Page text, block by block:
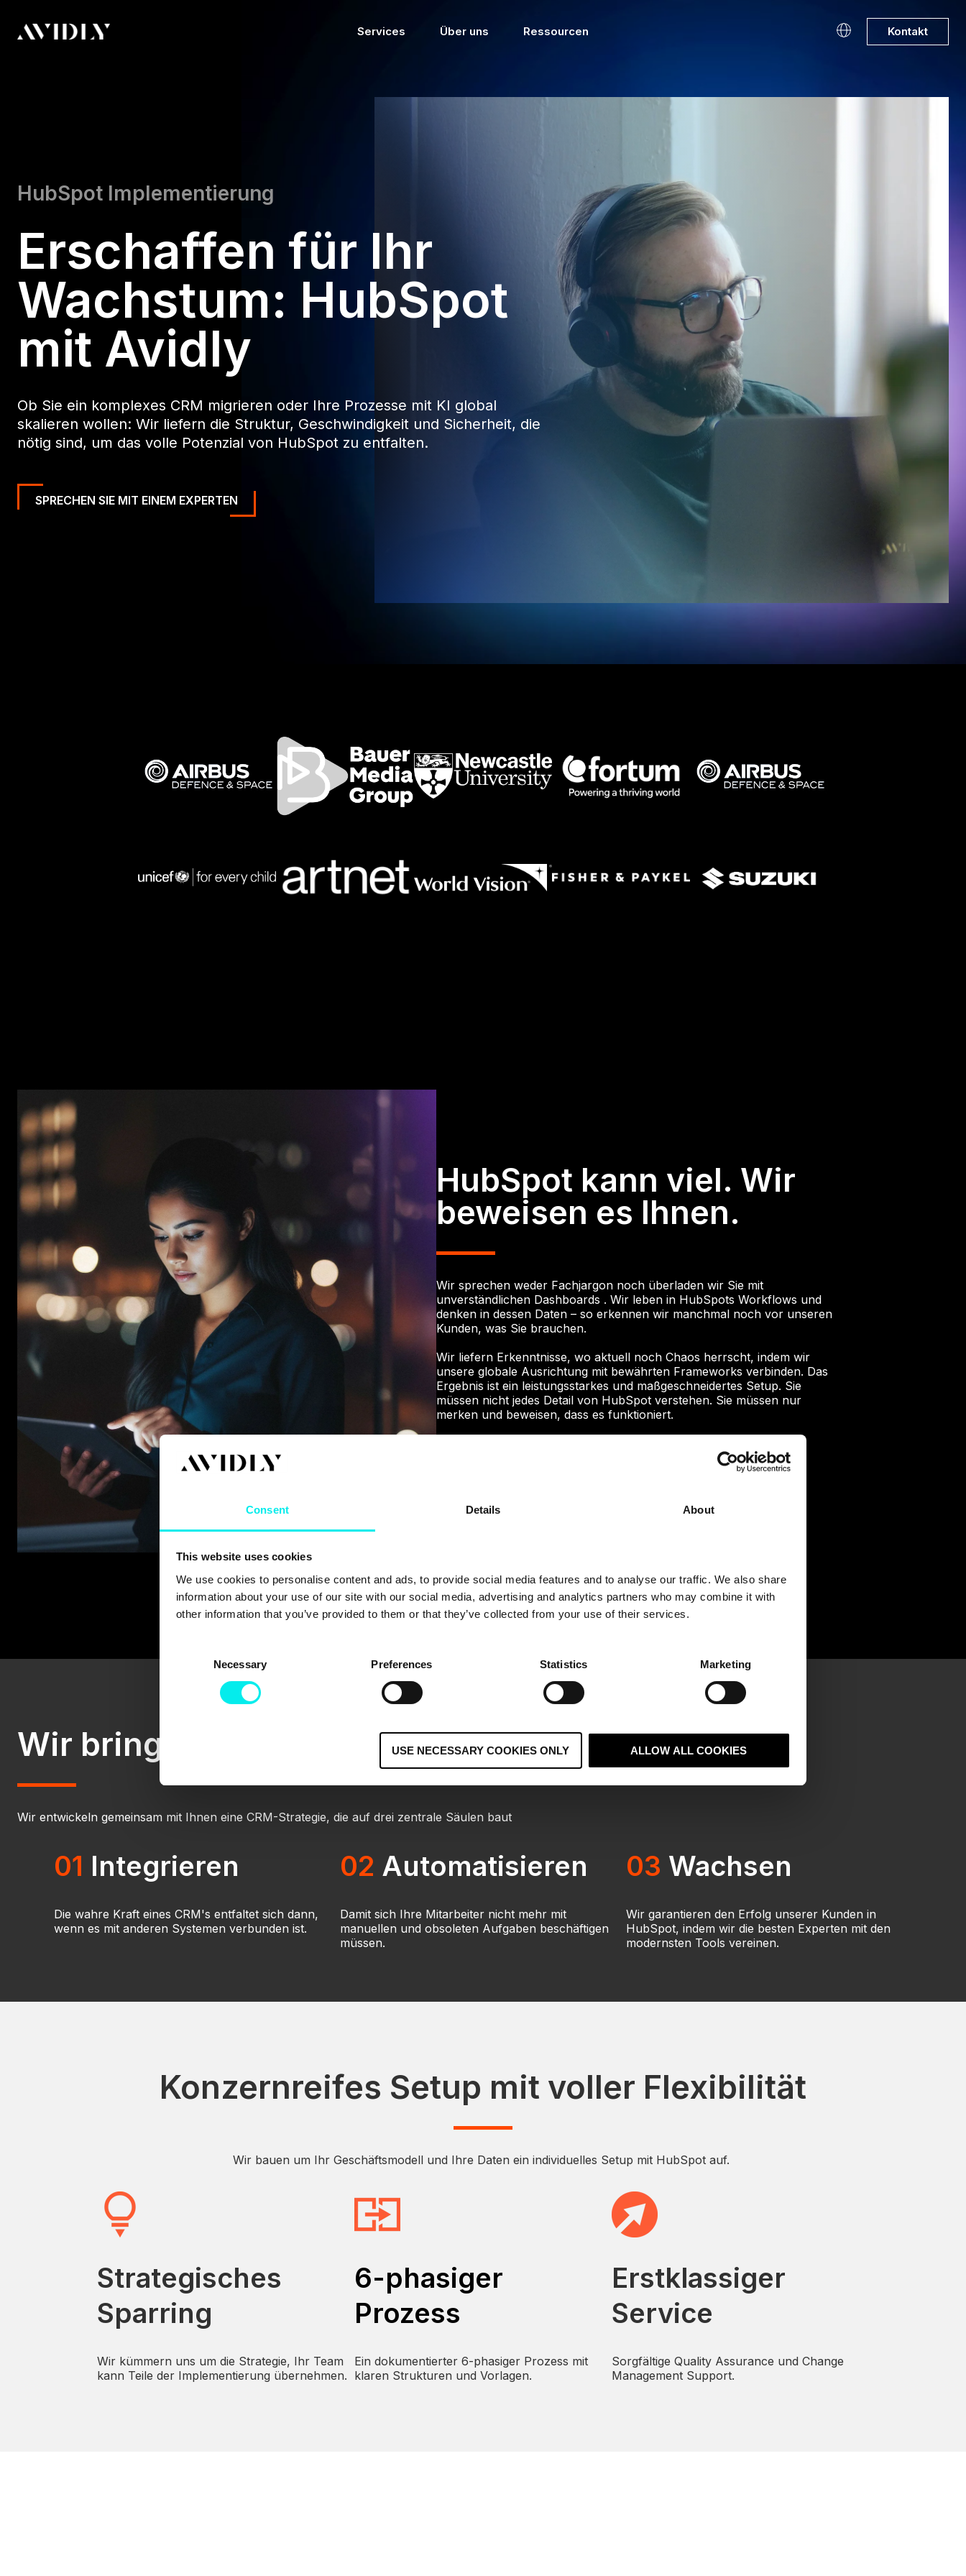
Consent Details About
This website uses cookies
We use cookies to personalise content and ads, to provide social media features and to analyse our traffic. We also share
information about your use of our site with our social media, advertising and analytics partners who may combine it with
other information that you’ve provided to them or that they’ve collected from your use of their services.
e
e
Necessary Preferences Statistics Marketing
USE NECESSARY COOKIES ONLY ALLOW ALL COOKIES
Services Über uns Ressourcen Kontakt
HubSpot Implementierung
Erschaffen für Ihr
Wachstum: HubSpot
mit Avidly
Ob Sie ein komplexes CRM migrieren oder Ihre Prozesse mit KI global
skalieren wollen: Wir liefern die Struktur, Geschwindigkeit und Sicherheit, die
nötig sind, um das volle Potenzial von HubSpot zu entfalten.
SPRECHEN SIE MIT EINEM EXPERTEN
HubSpot kann viel. Wir
beweisen es Ihnen.
Wir sprechen weder Fachjargon noch überladen wir Sie mit
unverständlichen Dashboards . Wir leben in HubSpots Workflows und
denken in dessen Daten – so erkennen wir manchmal noch vor unseren
Kunden, was Sie brauchen.
Wir liefern Erkenntnisse, wo aktuell noch Chaos herrscht, indem wir
unsere globale Ausrichtung mit bewährten Frameworks verbinden. Das
Ergebnis ist ein leistungsstarkes und maßgeschneidertes Setup. Sie
müssen nicht jedes Detail von HubSpot verstehen. Sie müssen nur
merken und beweisen, dass es funktioniert.
Implementierung, Datenmigration oder Integrationen – und können
beweisen: mit Avidly wird HubSpot zum Wachstumsmotor.
Wir bringen Sie mit HubSpot zum Erfolg
Wir entwickeln gemeinsam mit Ihnen eine CRM-Strategie, die auf drei zentrale Säulen baut
01 Integrieren
Die wahre Kraft eines CRM's entfaltet sich dann,
wenn es mit anderen Systemen verbunden ist.
02 Automatisieren
Damit sich Ihre Mitarbeiter nicht mehr mit
manuellen und obsoleten Aufgaben beschäftigen
müssen.
03 Wachsen
Wir garantieren den Erfolg unserer Kunden in
HubSpot, indem wir die besten Experten mit den
modernsten Tools vereinen.
Konzernreifes Setup mit voller Flexibilität
Wir bauen um Ihr Geschäftsmodell und Ihre Daten ein individuelles Setup mit HubSpot auf.
Strategisches
Sparring
Wir kümmern uns um die Strategie, Ihr Team
kann Teile der Implementierung übernehmen.
6-phasiger
Prozess
Ein dokumentierter 6-phasiger Prozess mit
klaren Strukturen und Vorlagen.
Erstklassiger
Service
Sorgfältige Quality Assurance und Change
Management Support.